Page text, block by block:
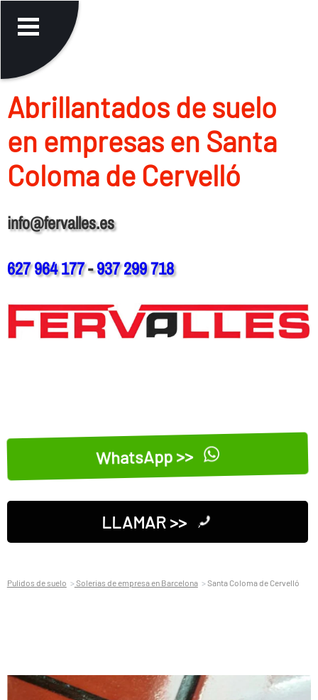
Abrillantados de suelo
en empresas en Santa
Coloma de Cervelló
info@fervalles.es
627 964 177-937 299 718
WhatsApp >>
LLAMAR >>
Pulidos de suelo Solerias de empresa en Barcelona Santa Coloma de Cervelló